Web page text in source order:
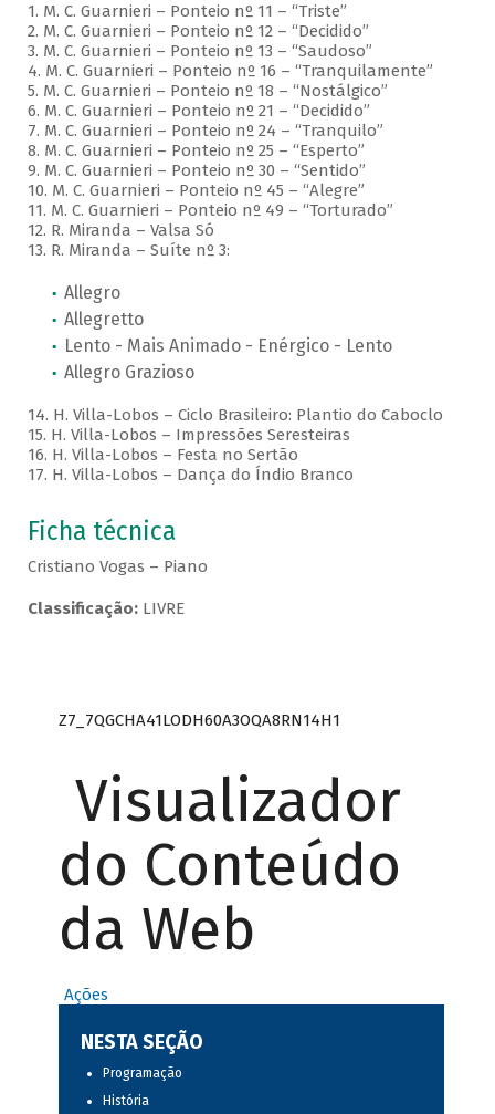
1. M. C. Guarnieri – Ponteio nº 11 – “Triste”
2. M. C. Guarnieri – Ponteio nº 12 – “Decidido”
3. M. C. Guarnieri – Ponteio nº 13 – “Saudoso”
4. M. C. Guarnieri – Ponteio nº 16 – “Tranquilamente”
5. M. C. Guarnieri – Ponteio nº 18 – “Nostálgico”
6. M. C. Guarnieri – Ponteio nº 21 – “Decidido”
7. M. C. Guarnieri – Ponteio nº 24 – “Tranquilo”
8. M. C. Guarnieri – Ponteio nº 25 – “Esperto”
9. M. C. Guarnieri – Ponteio nº 30 – “Sentido”
10. M. C. Guarnieri – Ponteio nº 45 – “Alegre”
11. M. C. Guarnieri – Ponteio nº 49 – “Torturado”
12. R. Miranda – Valsa Só
13. R. Miranda – Suíte nº 3:
Allegro
Allegretto
Lento - Mais Animado - Enérgico - Lento
Allegro Grazioso
14. H. Villa-Lobos – Ciclo Brasileiro: Plantio do Caboclo
15. H. Villa-Lobos – Impressões Seresteiras
16. H. Villa-Lobos – Festa no Sertão
17. H. Villa-Lobos – Dança do Índio Branco
Ficha técnica
Cristiano Vogas – Piano
Classificação:LIVRE
Z7_7QGCHA41LODH60A3OQA8RN14H1
Visualizador
do Conteúdo
da Web
Ações
NESTA SEÇÃO
Programação
História